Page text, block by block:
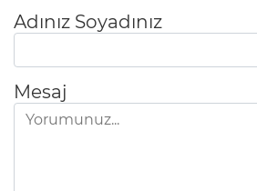
Adınız Soyadınız
Mesaj